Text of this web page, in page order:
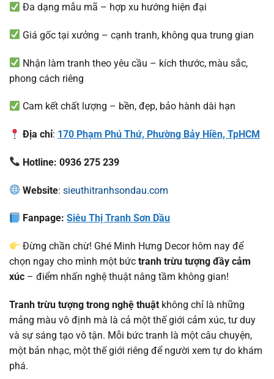
Đa dạng mẫu mã – hợp xu hướng hiện đại
Giá gốc tại xưởng – cạnh tranh, không qua trung gian
Nhận làm tranh theo yêu cầu – kích thước, màu sắc,
phong cách riêng
Cam kết chất lượng – bền, đẹp, bảo hành dài hạn
Địa chỉ: 170 Phạm Phú Thứ, Phường Bảy Hiền, TpHCM
Hotline: 0936 275 239
Website:sieuthitranhsondau.com
Fanpage:Siêu Thị Tranh Sơn Dầu
Đừng chần chừ! Ghé Minh Hưng Decor hôm nay để
chọn ngay cho mình một bức tranh trừu tượng đầy cảm
xúc – điểm nhấn nghệ thuật nâng tầm không gian!
Tranh trừu tượng trong nghệ thuật không chỉ là những
mảng màu vô định mà là cả một thế giới cảm xúc, tư duy
và sự sáng tạo vô tận. Mỗi bức tranh là một câu chuyện,
một bản nhạc, một thế giới riêng để người xem tự do khám
phá.